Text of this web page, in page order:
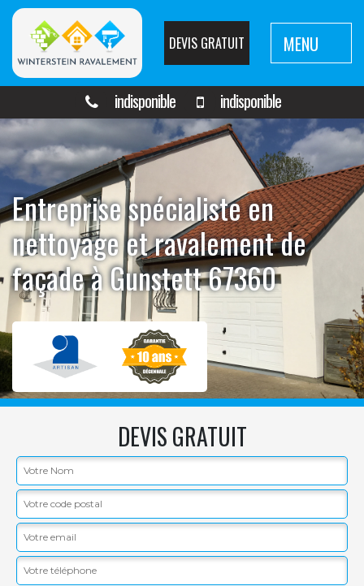
DEVIS GRATUIT MENU
indisponible indisponible
Entreprise spécialiste en
nettoyage et ravalement de
façade à Gunstett 67360
DEVIS GRATUIT